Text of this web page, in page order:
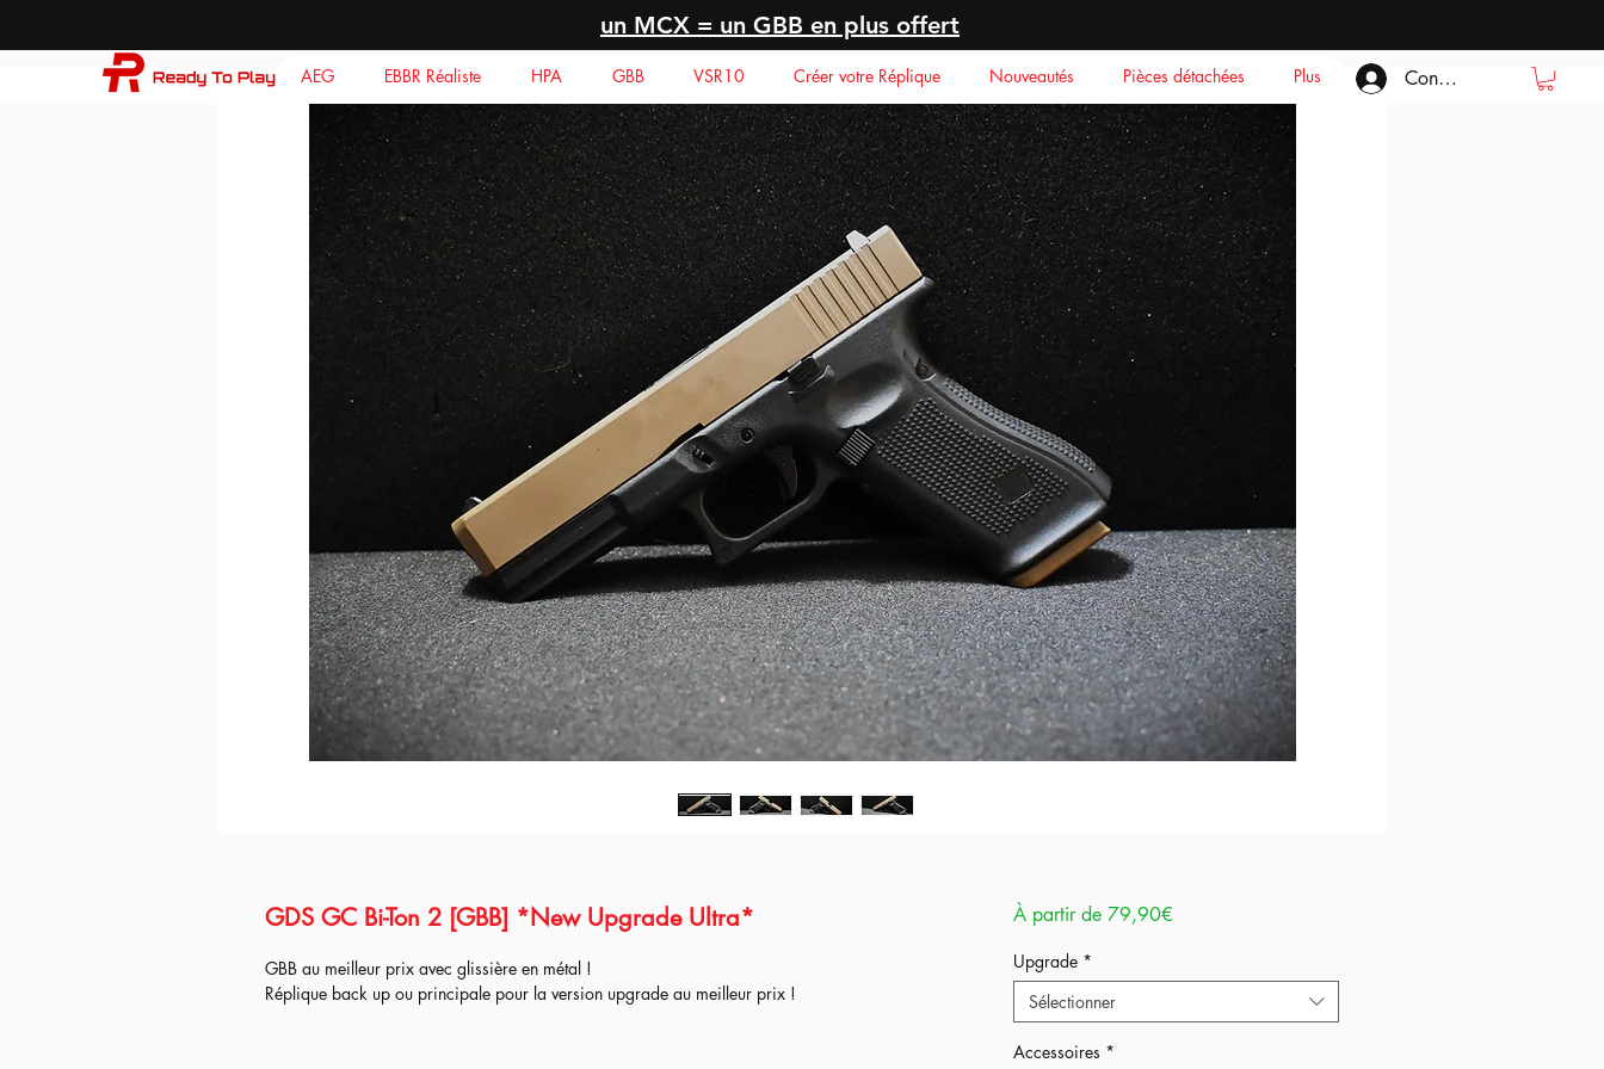
un MCX = un GBB en plus offert
AEG EBBR Réaliste HPA GBB VSR10 Créer votre Réplique Nouveautés Pièces détachées Plus Connexion
GDS GC Bi-Ton 2 [GBB] *New Upgrade Ultra*
GBB au meilleur prix avec glissière en métal !
Réplique back up ou principale pour la version upgrade au meilleur prix !
À partir de 79,90€Prix
Upgrade *
Sélectionner
Accessoires *